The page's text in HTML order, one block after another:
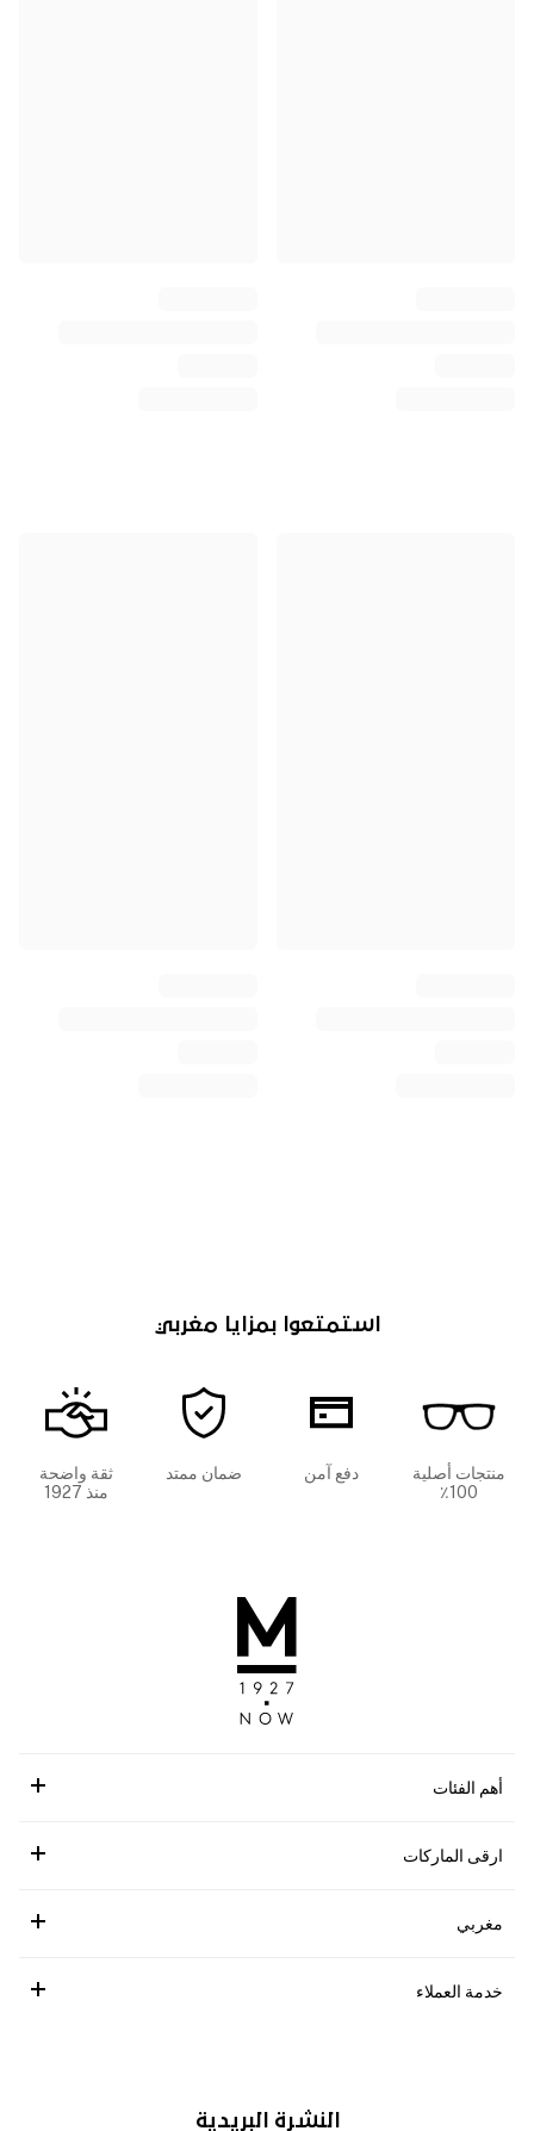
استمتعوا بمزايا مغربي
منتجات أصلية
100٪
دفع آمن ضمان ممتد
ثقة واضحة
منذ 1927
أهم الفئات
ارقى الماركات
مغربي
خدمة العملاء
النشرة البريدية